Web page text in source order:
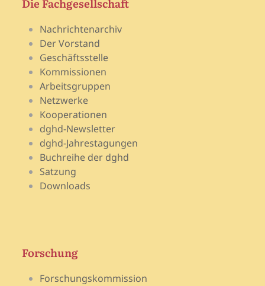
Nachrichtenarchiv
Der Vorstand
Geschäftsstelle
Kommissionen
Arbeitsgruppen
Netzwerke
Kooperationen
dghd-Newsletter
dghd-Jahrestagungen
Buchreihe der dghd
Satzung
Downloads
Forschung
Forschungskommission